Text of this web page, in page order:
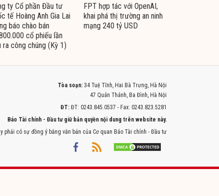
ty Cổ phần Đầu tư
tế Hoàng Anh Gia Lai
báo chào bán
cổ phiếu lần
ra công chúng (Kỳ 1)
FPT hợp tác với OpenAI,
khai phá thị trường an ninh
mạng 240 tỷ USD
Tòa soạn: 34 Tuệ Tĩnh, Hai Bà Trưng, Hà Nội
47 Quán Thánh, Ba Đình, Hà Nội
ĐT: ĐT: 0243.845.0537 - Fax: 0243.823.5281
Báo Tài chính - Đầu tư giữ bản quyền nội dung trên website này.
có sự đồng ý bằng văn bản của Cơ quan Báo Tài chính - Đầu tư